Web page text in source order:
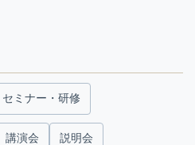
セミナー・研修
講演会 説明会